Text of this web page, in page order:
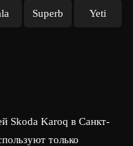
Superb Yeti
Skoda Karoq в Санкт-
только